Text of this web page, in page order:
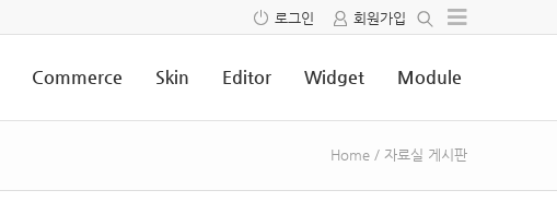
로그인 회원가입
Commerce Skin Editor Widget Module
Home / 자료실 게시판